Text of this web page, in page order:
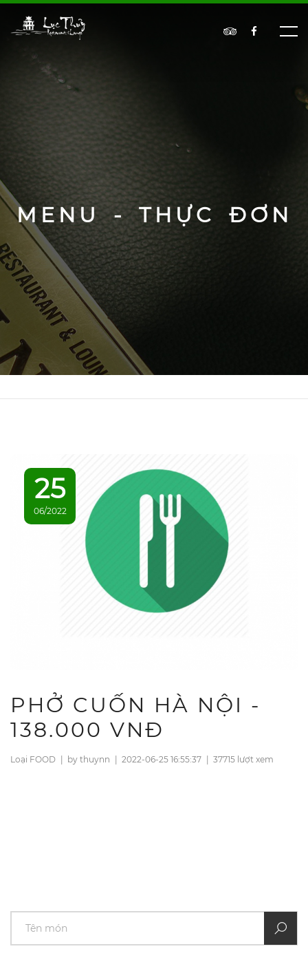
MENU - THỰC ĐƠN
25
06/2022
PHỞ CUỐN HÀ NỘI -
138.000 VNĐ
Loại FOOD | by thuynn | 2022-06-25 16:55:37 | 37715 lượt xem